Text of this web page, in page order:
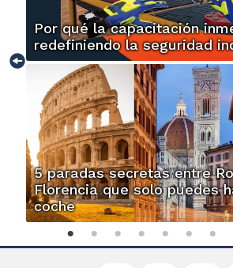
Por qué la capacitación
redefiniendo la seguridad
5 paradas secretas entre
Florencia que solo puedes
coche